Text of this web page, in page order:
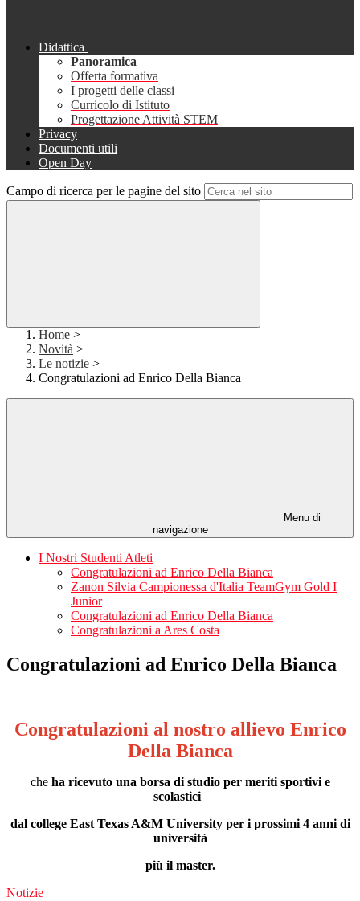
Didattica
Panoramica
Offerta formativa
I progetti delle classi
Curricolo di Istituto
Progettazione Attività STEM
Privacy
Documenti utili
Open Day
Campo di ricerca per le pagine del sito
Home >
Novità >
Le notizie >
Congratulazioni ad Enrico Della Bianca
Menu di
navigazione
I Nostri Studenti Atleti
Congratulazioni ad Enrico Della Bianca
Zanon Silvia Campionessa d'Italia TeamGym Gold I
Junior
Congratulazioni ad Enrico Della Bianca
Congratulazioni a Ares Costa
Congratulazioni ad Enrico Della Bianca
Congratulazioni al nostro allievo Enrico
Della Bianca
che ha ricevuto una borsa di studio per meriti sportivi e
scolastici
dal college East Texas A&M University per i prossimi 4 anni di
università
più il master.
Notizie